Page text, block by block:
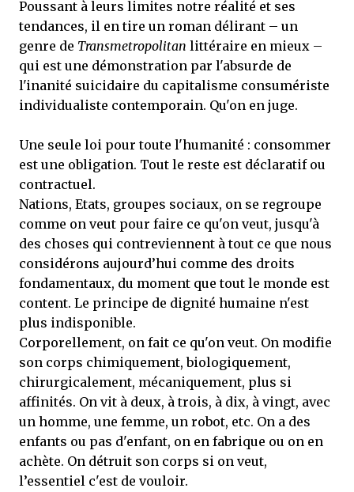
Poussant à leurs limites notre réalité et ses
tendances, il en tire un roman délirant – un
genre de Transmetropolitan littéraire en mieux –
qui est une démonstration par l'absurde de
l'inanité suicidaire du capitalisme consumériste
individualiste contemporain. Qu'on en juge.
Une seule loi pour toute l'humanité : consommer
est une obligation. Tout le reste est déclaratif ou
contractuel.
Nations, Etats, groupes sociaux, on se regroupe
comme on veut pour faire ce qu'on veut, jusqu'à
des choses qui contreviennent à tout ce que nous
considérons aujourd’hui comme des droits
fondamentaux, du moment que tout le monde est
content. Le principe de dignité humaine n'est
plus indisponible.
Corporellement, on fait ce qu'on veut. On modifie
son corps chimiquement, biologiquement,
chirurgicalement, mécaniquement, plus si
affinités. On vit à deux, à trois, à dix, à vingt, avec
un homme, une femme, un robot, etc. On a des
enfants ou pas d'enfant, on en fabrique ou on en
achète. On détruit son corps si on veut,
l’essentiel c'est de vouloir.